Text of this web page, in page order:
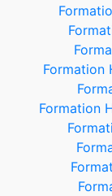
Formation
Formation